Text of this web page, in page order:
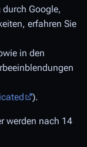
Google,
erfahren Sie
in den
).
werden nach 14